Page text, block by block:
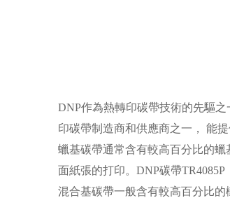
DNP作為熱轉印碳帶技術的先驅
印碳帶制造商和供應商之一， 能
蠟基碳帶通常含有較高百分比的
面紙張的打印。DNP碳帶
混合基碳帶一般含有較高百分比